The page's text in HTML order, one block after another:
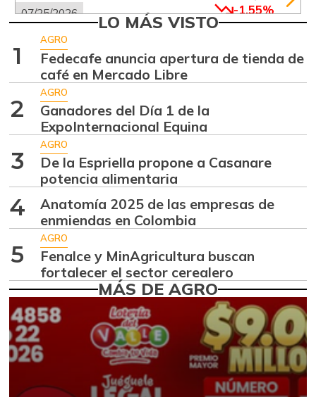
07/25/2026 -1,55%
Aguacate común
07/25/2026 +6,24%
Aguacate hass
07/25/2026
$ 7.289,10
Aguacate
07/25/2026
$ 8.366,30
Ahuyama
07/25/2026
$ 1.634,56
-0,51%
07/25/2026 +7,50%
Ajo
07/25/2026
$ 6.102,86
-2,18%
Ají dulce
01/17/2015
$ 2.880,14
+4,83%
Ají topito dulce $ 3.229,50
LO MÁS VISTO
1
AGRO
Fedecafe anuncia apertura de tienda de
café en Mercado Libre
2
AGRO
Ganadores del Día 1 de la
ExpoInternacional Equina
3
AGRO
De la Espriella propone a Casanare
potencia alimentaria
4
Anatomía 2025 de las empresas de
enmiendas en Colombia
5
AGRO
Fenalce y MinAgricultura buscan
fortalecer el sector cerealero
MÁS DE AGRO